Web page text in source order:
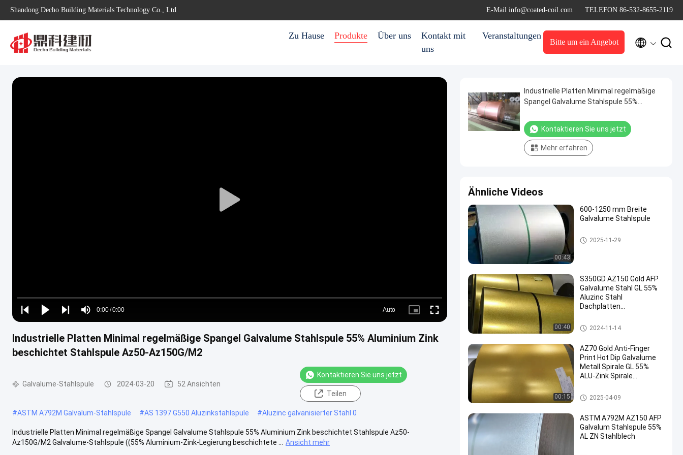
Shandong Decho Building Materials Technology Co., Ltd E-Mail info@coated-coil.com TELEFON 86-532-8655-2119
Zu Hause Produkte Über uns
Kontakt mit
uns
Veranstaltungen
Bitte um ein Angebot  
Play
Play
Play
Play
Mute
Time
0:00/0:00
Loaded:
0%
Auto
Picture- Fullscreen
Industrielle Platten Minimal regelmäßige Spangel Galvalume Stahlspule 55% Aluminium Zink
beschichtet Stahlspule Az50-Az150G/M2
Galvalume-Stahlspule 2024-03-20 52 Ansichten
Kontaktieren Sie uns jetzt
Teilen
#ASTM A792M Galvalum-Stahlspule #AS 1397 G550 Aluzinkstahlspule #Aluzinc galvanisierter Stahl 0
Industrielle Platten Minimal regelmäßige Spangel Galvalume Stahlspule 55% Aluminium Zink beschichtet Stahlspule Az50-
Az150G/M2 Galvalume-Stahlspule ((55% Aluminium-Zink-Legierung beschichtete ...
Ansicht mehr
Industrielle Platten Minimal regelmäßige
Spangel Galvalume Stahlspule 55%
Az50-Az150G/M2
Kontaktieren Sie uns jetzt
Mehr erfahren
Ähnliche Videos
00:43
600-1250 mm Breite
Galvalume Stahlspule
Galvalume-Stahlspule
2025-11-29
00:40
S350GD AZ150 Gold AFP
Galvalume Stahl GL 55%
Aluzinc Stahl
Dachplatten
Fliesen Villa Dach ASTM
A792M S350GD
Galvalume-Stahlspule
2024-11-14
00:15
AZ70 Gold Anti-Finger
Print Hot Dip Galvalume
Metall Spirale GL 55%
ALU-Zink Spirale
Qualität
Galvalume-Stahlspule
2025-04-09
ASTM A792M AZ150 AFP
Galvalum Stahlspule 55%
AL ZN Stahlblech